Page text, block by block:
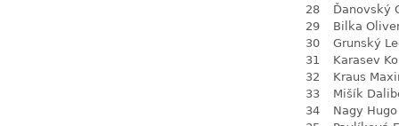
28
Ďanovský
29
Bilka
30
Grunský
31
Karasev
32
Kraus
33
Mišík
34
Nagy Hugo